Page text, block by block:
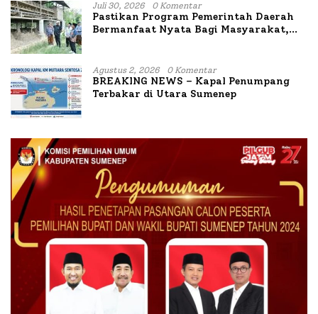
Juli 30, 2026 0 Komentar
Pastikan Program Pemerintah Daerah
Bermanfaat Nyata Bagi Masyarakat,
Bataal Timur
Agustus 2, 2026 0 Komentar
BREAKING NEWS – Kapal Penumpang
Terbakar di Utara Sumenep